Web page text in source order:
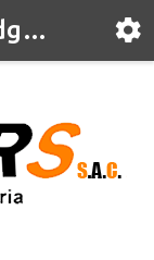
Búsqueda - Etiqueta - dgbsc